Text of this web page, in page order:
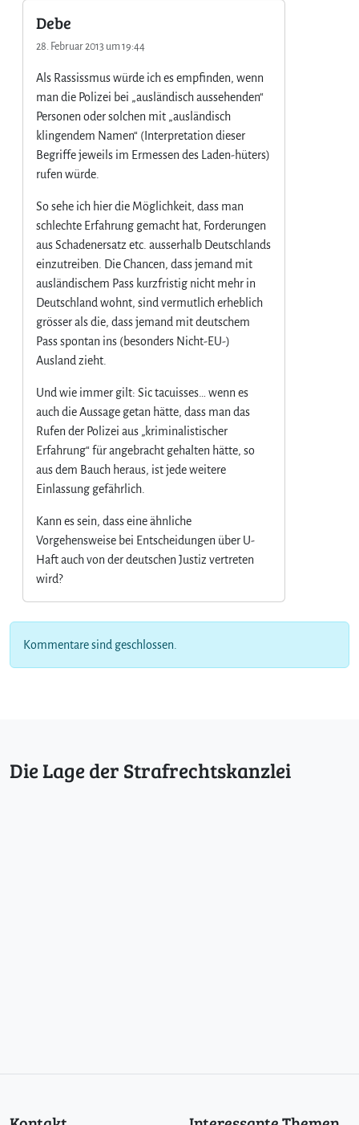
Debe
28. Februar 2013 um 19:44
Als Rassissmus würde ich es empfinden, wenn
man die Polizei bei „ausländisch aussehenden“
Personen oder solchen mit „ausländisch
klingendem Namen“ (Interpretation dieser
Begriffe jeweils im Ermessen des Laden-hüters)
rufen würde.
So sehe ich hier die Möglichkeit, dass man
schlechte Erfahrung gemacht hat, Forderungen
aus Schadenersatz etc. ausserhalb Deutschlands
einzutreiben. Die Chancen, dass jemand mit
ausländischem Pass kurzfristig nicht mehr in
Deutschland wohnt, sind vermutlich erheblich
grösser als die, dass jemand mit deutschem
Pass spontan ins (besonders Nicht-EU-)
Ausland zieht.
Und wie immer gilt: Sic tacuisses… wenn es
auch die Aussage getan hätte, dass man das
Rufen der Polizei aus „kriminalistischer
Erfahrung“ für angebracht gehalten hätte, so
aus dem Bauch heraus, ist jede weitere
Einlassung gefährlich.
Kann es sein, dass eine ähnliche
Vorgehensweise bei Entscheidungen über U-
Haft auch von der deutschen Justiz vertreten
wird?
Kommentare sind geschlossen.
Die Lage der Strafrechtskanzlei